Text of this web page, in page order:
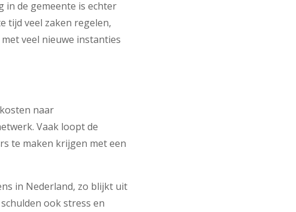
de gemeente is echter
tijd veel zaken regelen,
veel nieuwe instanties
naar
Vaak loopt de
te maken krijgen met een
in Nederland, zo blijkt uit
ook stress en